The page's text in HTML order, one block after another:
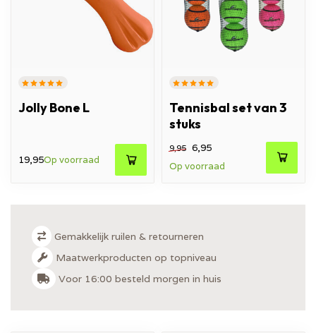
Jolly Bone L
19,95Op voorraad
Tennisbal set van 3
stuks
9,95 6,95
Op voorraad
Gemakkelijk ruilen & retourneren
Maatwerkproducten op topniveau
Voor 16:00 besteld morgen in huis